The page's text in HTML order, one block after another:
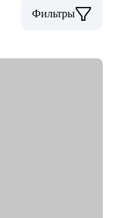
Фильтры